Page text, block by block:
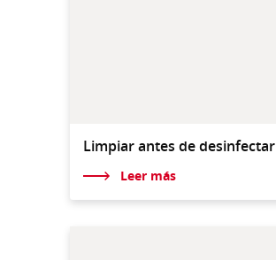
Limpiar antes de desinfectar
Leer más